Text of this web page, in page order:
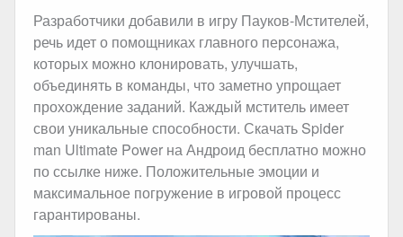
Разработчики добавили в игру Пауков-Мстителей,
речь идет о помощниках главного персонажа,
которых можно клонировать, улучшать,
объединять в команды, что заметно упрощает
прохождение заданий. Каждый мститель имеет
свои уникальные способности. Скачать Spider
man Ultimate Power на Андроид бесплатно можно
по ссылке ниже. Положительные эмоции и
максимальное погружение в игровой процесс
гарантированы.